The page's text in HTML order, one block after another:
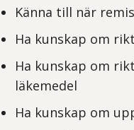
Känna till när
Ha kunskap om
Ha kunskap om
läkemedel
Ha kunskap om